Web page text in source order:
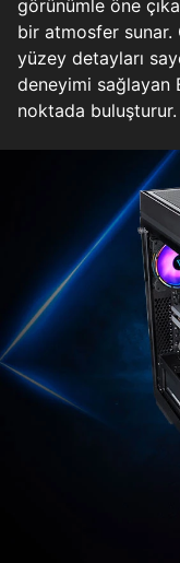
görünümle öne
bir atmosfer sunar.
yüzey detayları
deneyimi sağlayan
noktada buluşturur.